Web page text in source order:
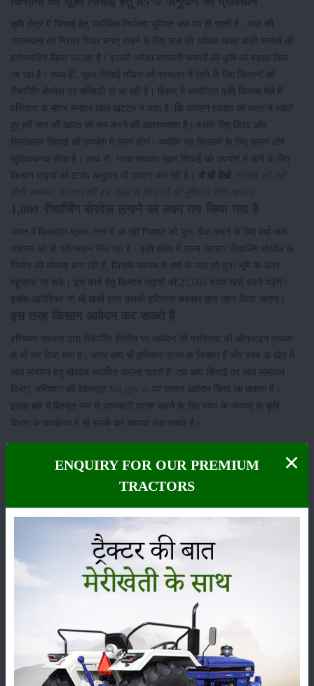
कृषि क्षेत्र में सिंचाई हेतु सर्वाधिक निर्भरता भूमिगत जल पर ही रहती है। जल की
उपलब्धता को निरंतर स्थिर बनाए रखने के लिए जल की अधिक खपत वाली फसलों को
हतोत्साहित किया जा रहा है। इसकी अपेक्षा बागवानी फसलों की कृषि को बढ़ावा दिया
जा रहा है। साथ ही, सूक्ष्म सिंचाई मॉडल को प्रचलन में लाने के लिए किसानों को
रीचार्जिंग बोरवेल पर सब्सिड़ी दी जा रही है। हिसार में आयोजित कृषि विकास मेले में
हरियाणा के सीएम मनोहर लाल खट्टर ने कहा है, कि वर्तमान हालात को ध्यान में रखते
हुए हमें जल की खपत को कम करने की आवश्यकता है। इसके लिए ड्रिप और
स्प्रिंकलर सिंचाई को उपयोग में लाना होगा। क्योंकि यह किसानों के लिए सस्ता और
सुविधाजनक होता है। साथ ही, राज्य सरकार सूक्ष्म सिंचाई को उपयोग में लाने के लिए
किसान भाइयों को 85% अनुदान भी प्रदान कर रही है।
ये भी देखें: सिंचाई की नहीं
होगी समस्या, सरकार की इस पहल से किसानों की मुश्किल होगी आसान
भारत में फिलहाल भूजल स्तर में आ रही गिरावट को पुनः ठीक करने के लिए वर्षा जल
संचयन को भी प्रोत्साहन मिल रहा है। इसी संबंध में राज्य सरकार रीचार्जिंग बोरवेल के
निर्माण की योजना बना रही हैं, जिसके माध्यम से वर्षा के जल को पुनः भूमि के अंदर
पहुंचाया जा सके। इस कार्य हेतु किसान भाइयों को 25,000 रुपये खर्च करने पड़ेंगे।
इसके अतिरिक्त जो भी खर्चा होगा उसको हरियाणा सरकार द्वारा वहन किया जाएगा।
हरियाणा सरकार द्वारा रीचार्जिंग बोरवेल पर आवेदन की प्रक्रिया को ऑनलाइन माध्यम
से भी कर दिया गया है। अगर आप भी हरियाणा राज्य के किसान हैं और स्वयं के खेत में
जल संचयन हेतु बोरवेल स्थापित कराना चाहते हैं, तब आप सिंचाई एवं जल संसाधन
विभाग, हरियाणा की वेबसाइट
hid.gov.in पर जाकर आवेदन किया जा सकता है।
इसके बारे में विस्तृत रूप से जानकारी प्राप्त करने के लिए स्वयं के जनपद के कृषि
विभाग के कार्यालय में भी संपर्क कर फायदा उठा सकते हैं।
ENQUIRY FOR OUR PREMIUM
TRACTORS